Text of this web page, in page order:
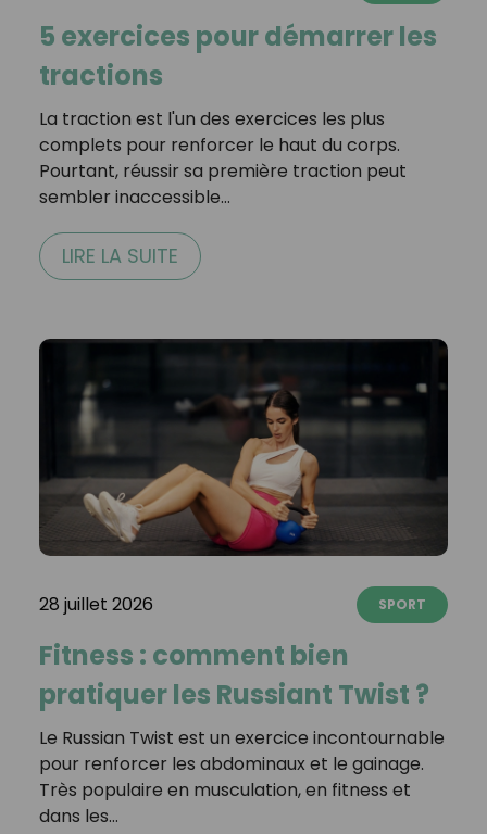
5 exercices pour démarrer les
tractions
La traction est l'un des exercices les plus
complets pour renforcer le haut du corps.
Pourtant, réussir sa première traction peut
sembler inaccessible…
LIRE LA SUITE
28 juillet 2026 SPORT
Fitness : comment bien
pratiquer les Russiant Twist ?
Le Russian Twist est un exercice incontournable
pour renforcer les abdominaux et le gainage.
Très populaire en musculation, en fitness et
dans les…